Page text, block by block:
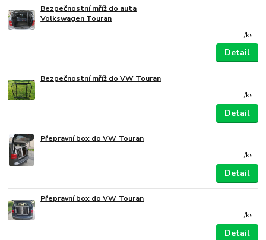
Bezpečnostní mříž do auta
Volkswagen Touran
/ks
Detail
Bezpečnostní mříž do VW Touran
/ks
Detail
Přepravní box do VW Touran
/ks
Detail
Přepravní box do VW Touran
/ks
Detail